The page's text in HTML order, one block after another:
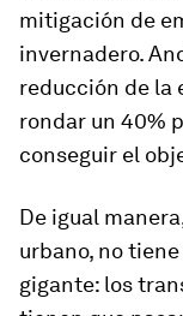
mitigación de
invernadero.
reducción de la
rondar un 40%
conseguir el
De igual
urbano, no
gigante: los